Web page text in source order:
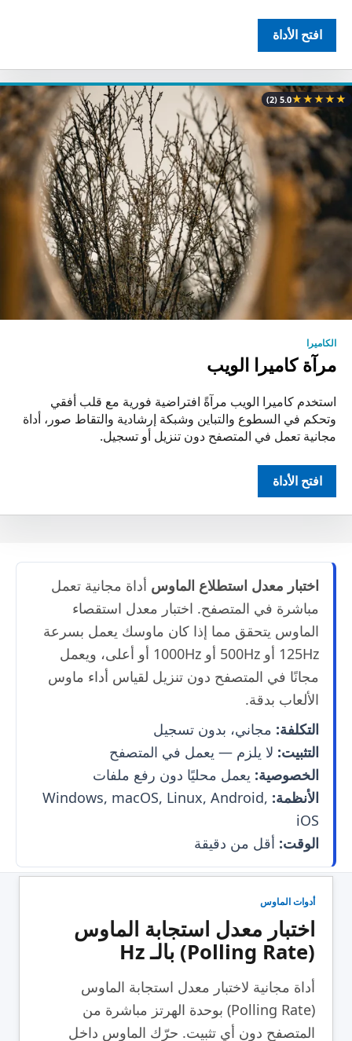
افتح الأداة
★
★
★
★
★
5.0
(2)
الكاميرا
مرآة كاميرا الويب
استخدم كاميرا الويب مرآةً افتراضية فورية مع قلب أفقي
وتحكم في السطوع والتباين وشبكة إرشادية والتقاط صور، أداة
مجانية تعمل في المتصفح دون تنزيل أو تسجيل.
افتح الأداة
اختبار معدل استطلاع الماوس أداة مجانية تعمل
مباشرة في المتصفح. اختبار معدل استقصاء
الماوس يتحقق مما إذا كان ماوسك يعمل بسرعة
125Hz أو 500Hz أو 1000Hz أو أعلى، ويعمل
مجانًا في المتصفح دون تنزيل لقياس أداء ماوس
الألعاب بدقة.
التكلفة: مجاني، بدون تسجيل
التثبيت: لا يلزم — يعمل في المتصفح
الخصوصية: يعمل محليًا دون رفع ملفات
الأنظمة: Windows, macOS, Linux, Android,
iOS
الوقت: أقل من دقيقة
أدوات الماوس
اختبار معدل استجابة الماوس
(Polling Rate) بالـ Hz
أداة مجانية لاختبار معدل استجابة الماوس
(Polling Rate) بوحدة الهرتز مباشرة من
المتصفح دون أي تثبيت. حرّك الماوس داخل